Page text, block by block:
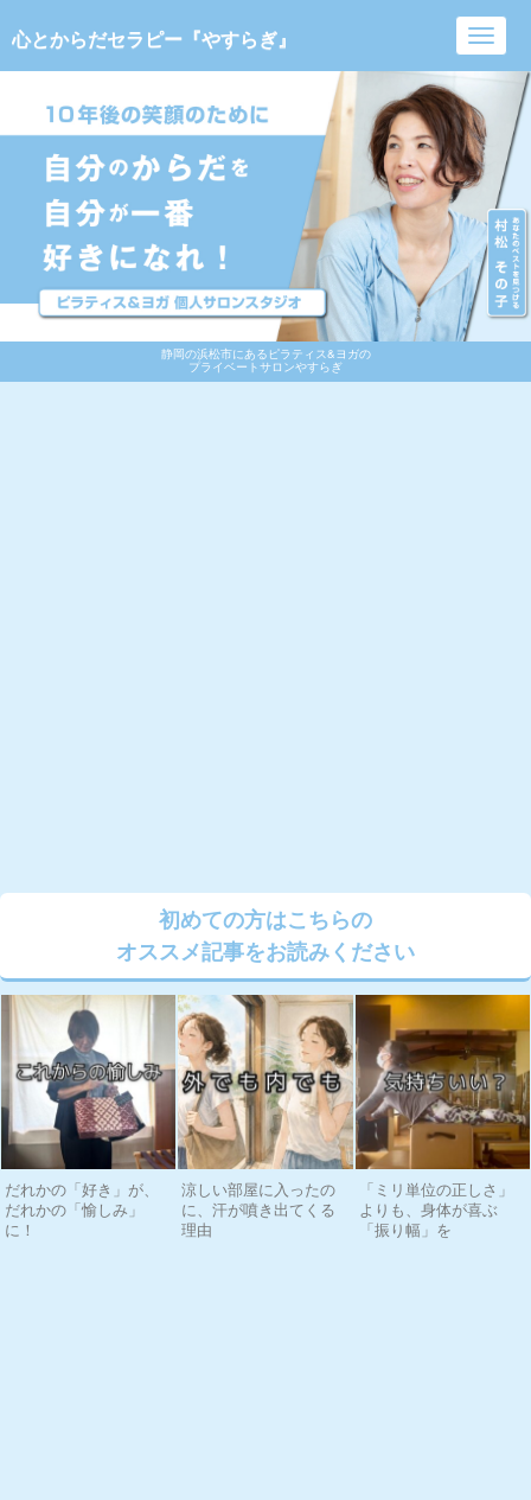
静岡の浜松市にあるピラティス&ヨガの
プライベートサロンやすらぎ
心とからだセラピー『やすらぎ』
初めての方はこちらの
オススメ記事をお読みください
だれかの「好き」が、
だれかの「愉しみ」
に！
涼しい部屋に入ったの
に、汗が噴き出てくる
理由
「ミリ単位の正しさ」
よりも、身体が喜ぶ
「振り幅」を